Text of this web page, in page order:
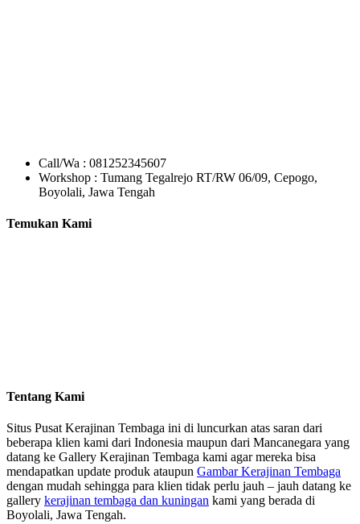
Call/Wa : 081252345607
Workshop : Tumang Tegalrejo RT/RW 06/09, Cepogo,
Boyolali, Jawa Tengah
Temukan Kami
Tentang Kami
Situs Pusat Kerajinan Tembaga ini di luncurkan atas saran dari
beberapa klien kami dari Indonesia maupun dari Mancanegara yang
datang ke Gallery Kerajinan Tembaga kami agar mereka bisa
mendapatkan update produk ataupun Gambar Kerajinan Tembaga
dengan mudah sehingga para klien tidak perlu jauh – jauh datang ke
gallery kerajinan tembaga dan kuningan kami yang berada di
Boyolali, Jawa Tengah.